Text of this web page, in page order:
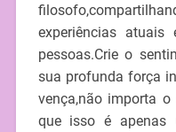
experiências
pessoas.Crie o
sua profunda força
vença,não importa
que isso é apenas